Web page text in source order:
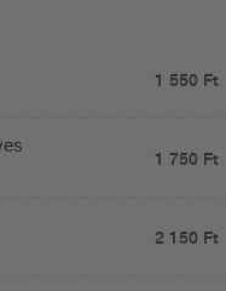
1 550 Ft
1 750 Ft
2 150 Ft